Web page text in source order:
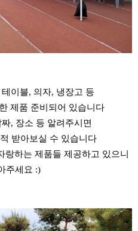
이블, 의자, 냉장고 등
제품 준비되어 있습니다
, 장소 등 알려주시면
받아보실 수 있습니다
랑하는 제품들 제공하고 있으니
주세요 :)